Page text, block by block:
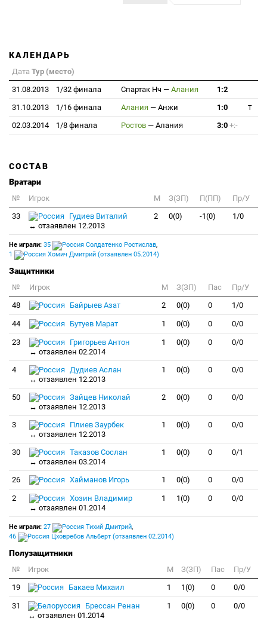
КАЛЕНДАРЬ
Дата Тур (место)
31.08.2013
1/32 финала Спартак Нч — Алания
1:2
31.10.2013
1/16 финала Алания — Анжи 1:0 T
02.03.2014 1/8 финала Ростов — Алания 3:0 +:-
СОСТАВ
Вратари
№ Игрок M З(ЗП) П(ПП)
Пр/У
33
Гудиев Виталий
↔ отзаявлен 12.2013
2 0(0) -1(0) 1/0
Не играли: 35 Солдатенко Ростислав,
1
Хомич Дмитрий (отзаявлен 05.2014)
Защитники
№ Игрок M З(ЗП) Пас
Пр/У
48
Байрыев Азат 2 0(0) 0 1/0
44 Бутуев Марат 1 0(0) 0 0/0
23
Григорьев Антон
↔ отзаявлен 02.2014
1 0(0) 0 0/0
4
Дудиев Аслан
↔ отзаявлен 12.2013
1 0(0) 0 0/0
50
Зайцев Николай
↔ отзаявлен 12.2013
2 0(0) 0 0/0
3
Плиев Заурбек
↔ отзаявлен 12.2013
1 0(0) 0 0/0
30
Таказов Сослан
↔ отзаявлен 03.2014
1 0(0) 0 0/1
26 Хайманов Игорь 1 0(0) 0 0/0
2
Хозин Владимир
↔ отзаявлен 01.2014
1 1(0) 0 0/0
Не играли: 27 Тихий Дмитрий,
46
Цховребов Альберт (отзаявлен 02.2014)
Полузащитники
№ Игрок M З(ЗП) Пас
Пр/У
19
Бакаев Михаил 1 1(0) 0 0/0
31
Брессан Ренан
↔ отзаявлен 01.2014
1 0(0) 0 0/0